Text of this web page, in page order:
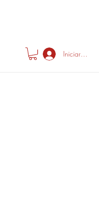
Iniciar